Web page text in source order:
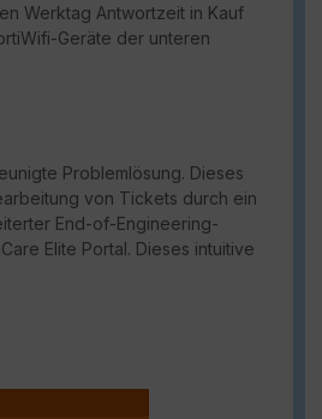
Werktag Antwortzeit in Kauf
Geräte der unteren
Problemlösung. Dieses
von Tickets durch ein
End-of-Engineering-
Elite Portal. Dieses intuitive